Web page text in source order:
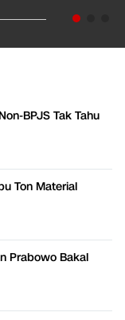
BPJS Tak Tahu
Ton Material
Prabowo Bakal